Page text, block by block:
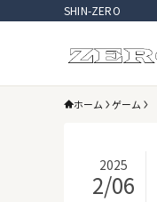
SHIN-ZERO
ホーム ゲーム
2025
2/06